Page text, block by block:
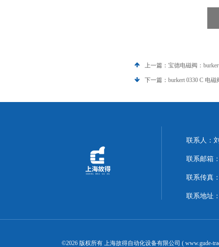
上一篇： 宝德电磁阀：
下一篇： burkert 0330 C 电磁
联系人：
联系邮箱
联系传真
联系地址
©2026 版权所有 上海故得自动化设备有限公司 ( www.gude-